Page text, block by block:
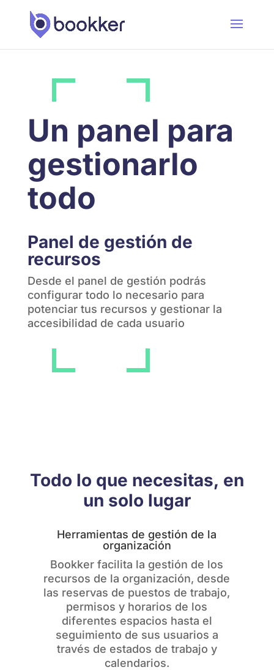
Un panel para
gestionarlo
todo
Panel de gestión de
recursos
Desde el panel de gestión podrás
configurar todo lo necesario para
potenciar tus recursos y gestionar la
accesibilidad de cada usuario
Todo lo que necesitas, en
un solo lugar
Herramientas de gestión de la
organización
Bookker facilita la gestión de los
recursos de la organización, desde
las reservas de puestos de trabajo,
permisos y horarios de los
diferentes espacios hasta el
seguimiento de sus usuarios a
través de estados de trabajo y
calendarios.